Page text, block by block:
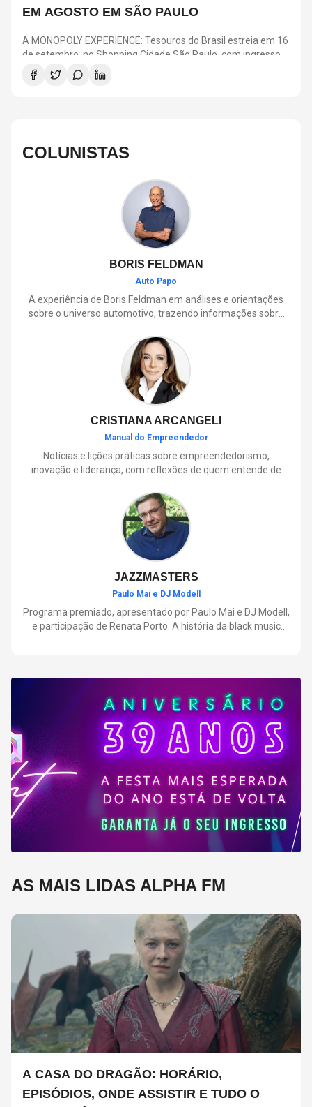
EM AGOSTO EM SÃO PAULO
A MONOPOLY EXPERIENCE: Tesouros do Brasil estreia em 16
de setembro, no Shopping Cidade São Paulo, com ingressos
a partir de R$ 25. A pré-venda para clientes Nubank acontece
em 4 e 5 de agosto, enquanto a venda geral começa no dia 6.
COLUNISTAS
BORIS FELDMAN
Auto Papo
A experiência de Boris Feldman em análises e orientações
sobre o universo automotivo, trazendo informações sobre
que envolve o dia a dia dos motoristas.
CRISTIANA ARCANGELI
Manual do Empreendedor
Notícias e lições práticas sobre empreendedorismo,
inovação e liderança, com reflexões de quem entende de
JAZZMASTERS
Paulo Mai e DJ Modell
Programa premiado, apresentado por Paulo Mai e DJ Modell,
e participação de Renata Porto. A história da black music
AS MAIS LIDAS ALPHA FM
A CASA DO DRAGÃO: HORÁRIO,
EPISÓDIOS, ONDE ASSISTIR E TUDO O